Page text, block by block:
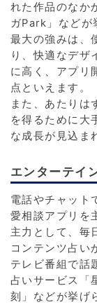
れた作品のなか
ガPark」などが
最大の強みは、
り、快適なデザ
に高く、アプリ
点といえます。
また、あたりは
を得るために大
な成長が見込ま
エンターテイ
電話やチャット
愛相談アプリを
主力として、毎
コンテンツ占い
テレビ番組で話
占いサービス「
刻」などが挙げ